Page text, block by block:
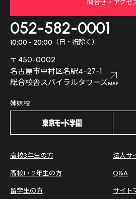
問合せ・アクセ
052-582-0001
10:00 - 20:00 （日・祝除く）
〒450-0002
名古屋市中村区名駅4-27-1
総合校舎スパイラルタワーズ
姉妹校
高校3年生の方
高校1・2年生の方
留学生の方
法人サ
Q&A
サイト